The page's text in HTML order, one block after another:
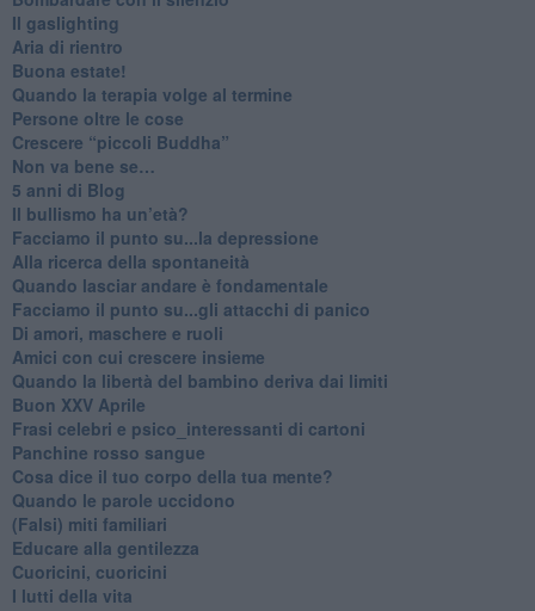
Il gaslighting
Aria di rientro
Buona estate!
​Quando la terapia volge al termine
​Persone oltre le cose
​Crescere “piccoli Buddha”
Non va bene se…
​5 anni di Blog
​Il bullismo ha un’età?
Facciamo il punto su...la depressione
​Alla ricerca della spontaneità
​Quando lasciar andare è fondamentale
Facciamo il punto su...gli attacchi di panico
Di amori, maschere e ruoli
​Amici con cui crescere insieme
​Quando la libertà del bambino deriva dai limiti
Buon XXV Aprile
​Frasi celebri e psico_interessanti di cartoni
​Panchine rosso sangue
​Cosa dice il tuo corpo della tua mente?
​Quando le parole uccidono
​(Falsi) miti familiari
​Educare alla gentilezza
​Cuoricini, cuoricini
I lutti della vita